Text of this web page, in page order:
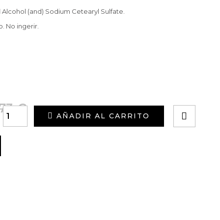
(and) Sodium Cetearyl Sulfate.
No ingerir.
€
AÑADIR AL CARRITO